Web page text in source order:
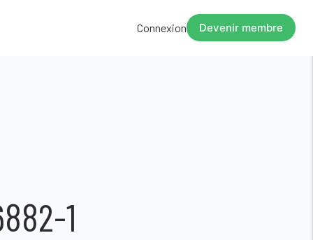
Connexion Devenir membre
1